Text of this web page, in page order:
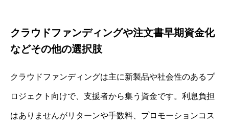
クラウドファンディングや注文書早期資金化
などその他の選択肢
クラウドファンディングは主に新製品や社会性のあるプ
ロジェクト向けで、支援者から集う資金です。利息負担
はありませんがリターンや手数料、プロモーションコス